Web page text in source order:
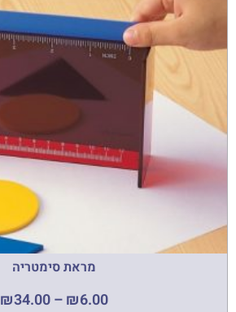
מראת סימטריה
₪6.00
–
₪34.00